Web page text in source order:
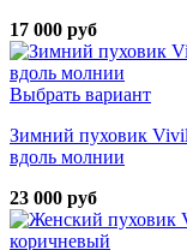
17 000 руб
Выбрать вариант
Зимний пуховик
вдоль молнии
23 000 руб